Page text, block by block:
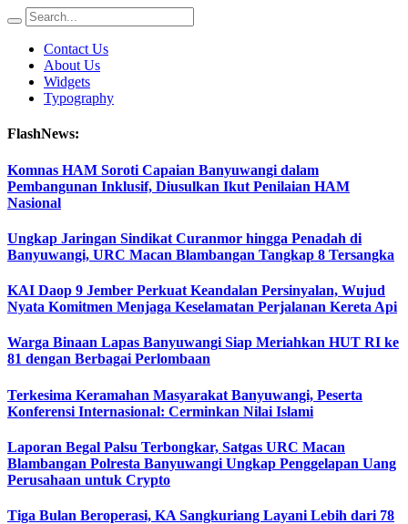
Contact Us
About Us
Widgets
Typography
FlashNews:
Komnas HAM Soroti Capaian Banyuwangi dalam
Pembangunan Inklusif, Diusulkan Ikut Penilaian HAM
Nasional
Ungkap Jaringan Sindikat Curanmor hingga Penadah di
Banyuwangi, URC Macan Blambangan Tangkap 8 Tersangka
KAI Daop 9 Jember Perkuat Keandalan Persinyalan, Wujud
Nyata Komitmen Menjaga Keselamatan Perjalanan Kereta Api
Warga Binaan Lapas Banyuwangi Siap Meriahkan HUT RI ke
81 dengan Berbagai Perlombaan
Terkesima Keramahan Masyarakat Banyuwangi, Peserta
Konferensi Internasional: Cerminkan Nilai Islami
Laporan Begal Palsu Terbongkar, Satgas URC Macan
Blambangan Polresta Banyuwangi Ungkap Penggelapan Uang
Perusahaan untuk Crypto
Tiga Bulan Beroperasi, KA Sangkuriang Layani Lebih dari 78